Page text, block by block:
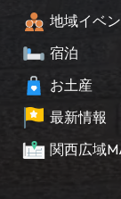
地域イベ
宿泊
お土産
最新情報
関西広域